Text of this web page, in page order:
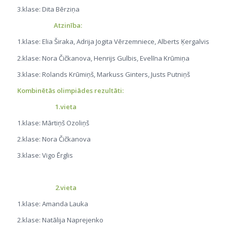
3.klase: Dita Bērziņa
Atzinība:
1.klase: Elia Širaka, Adrija Jogita Vērzemniece, Alberts Ķergalvis
2.klase: Nora Čičkanova, Henrijs Gulbis, Evelīna Krūmiņa
3.klase: Rolands Krūmiņš, Markuss Ginters, Justs Putniņš
Kombinētās olimpiādes rezultāti:
1.vieta
1.klase: Mārtiņš Ozoliņš
2.klase: Nora Čičkanova
3.klase: Vigo Ērglis
2.vieta
1.klase: Amanda Lauka
2.klase: Natālija Naprejenko